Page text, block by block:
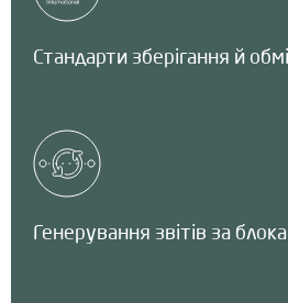
Стандарти зберігання й
Генерування звітів за